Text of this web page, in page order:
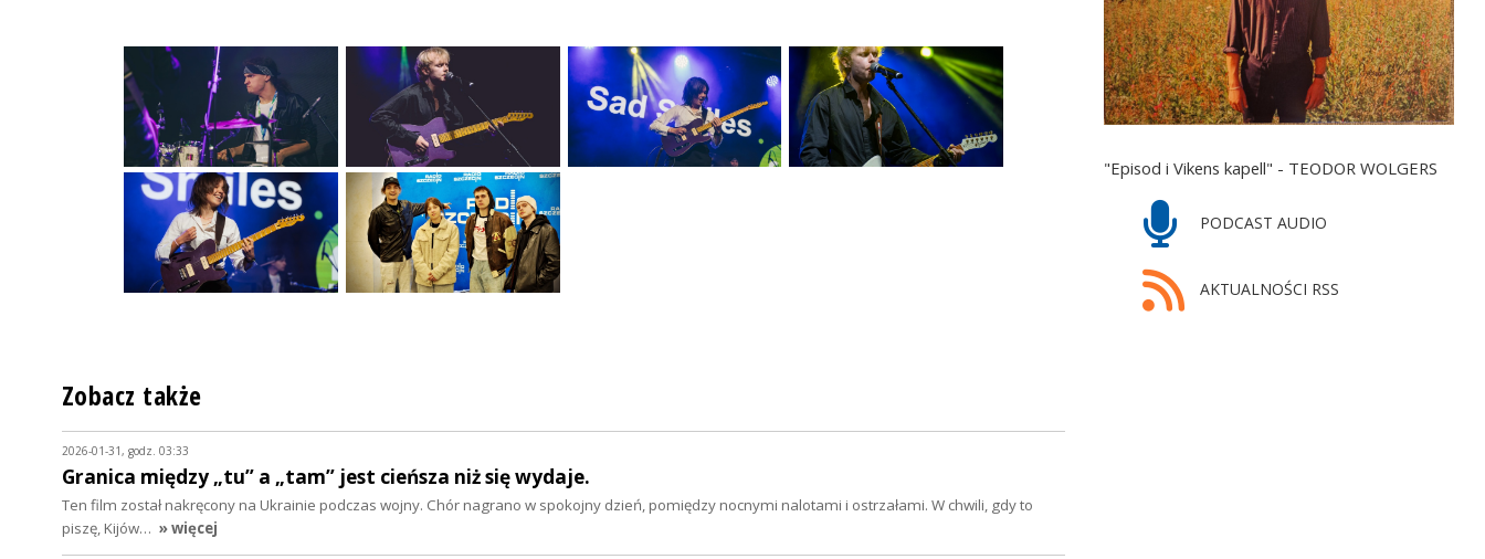
"Episod i Vikens kapell" - TEODOR WOLGERS
PODCAST AUDIO
AKTUALNOŚCI RSS
Zobacz także
2026-01-31, godz. 03:33
Granica między „tu” a „tam” jest cieńsza niż się wydaje.
Ten film został nakręcony na Ukrainie podczas wojny. Chór nagrano w spokojny dzień, pomiędzy nocnymi nalotami i ostrzałami. W chwili, gdy to
piszę, Kijów… » więcej